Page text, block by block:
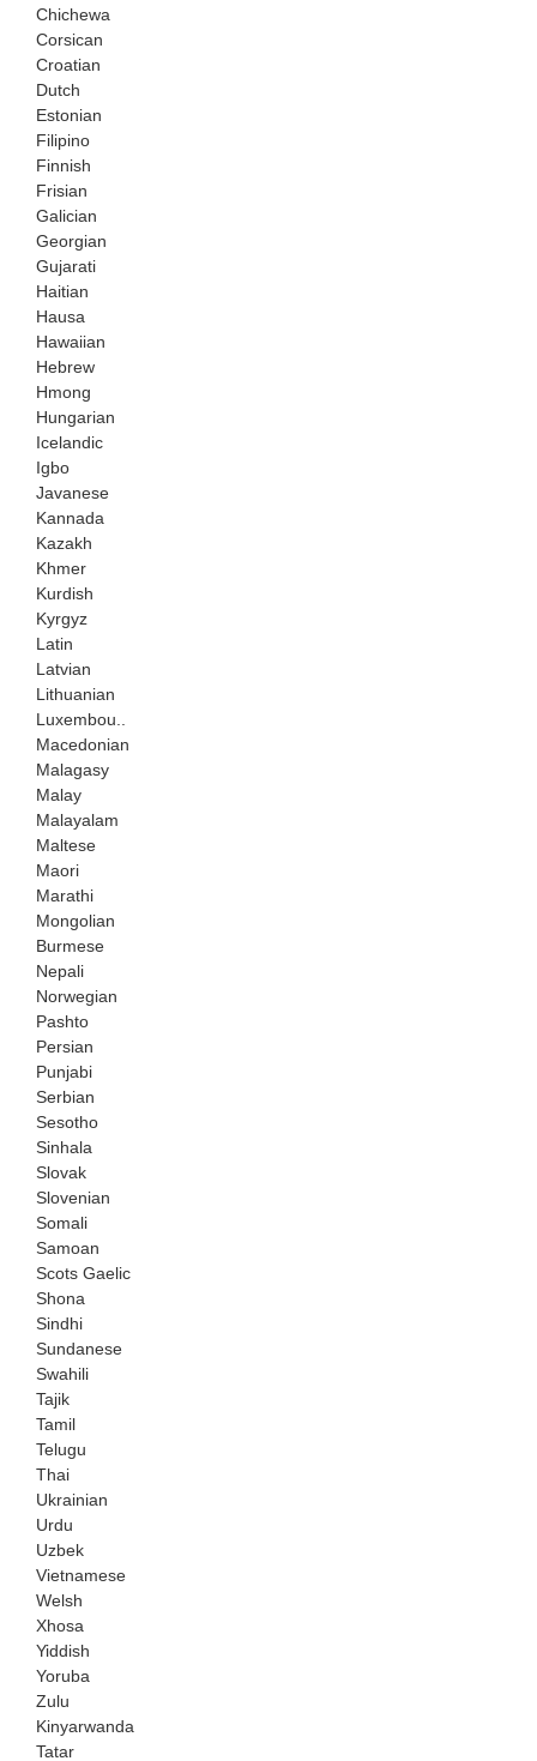
Chichewa
Corsican
Croatian
Dutch
Estonian
Filipino
Finnish
Frisian
Galician
Georgian
Gujarati
Haitian
Hausa
Hawaiian
Hebrew
Hmong
Hungarian
Icelandic
Igbo
Javanese
Kannada
Kazakh
Khmer
Kurdish
Kyrgyz
Latin
Latvian
Lithuanian
Luxembou..
Macedonian
Malagasy
Malay
Malayalam
Maltese
Maori
Marathi
Mongolian
Burmese
Nepali
Norwegian
Pashto
Persian
Punjabi
Serbian
Sesotho
Sinhala
Slovak
Slovenian
Somali
Samoan
Scots Gaelic
Shona
Sindhi
Sundanese
Swahili
Tajik
Tamil
Telugu
Thai
Ukrainian
Urdu
Uzbek
Vietnamese
Welsh
Xhosa
Yiddish
Yoruba
Zulu
Kinyarwanda
Tatar